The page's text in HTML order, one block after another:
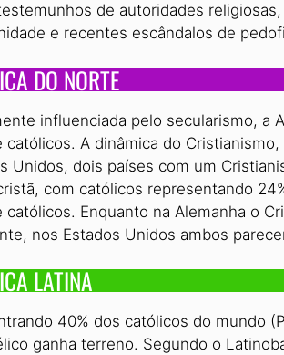
de autoridades
e recentes escândalos de
DO NORTE
influenciada pelo secularismo, a
católicos. A dinâmica do
Unidos, dois países com um
com católicos representando
católicos. Enquanto na Alemanha o
nos Estados Unidos ambos
LATINA
40% dos católicos do mundo
ganha terreno. Segundo o